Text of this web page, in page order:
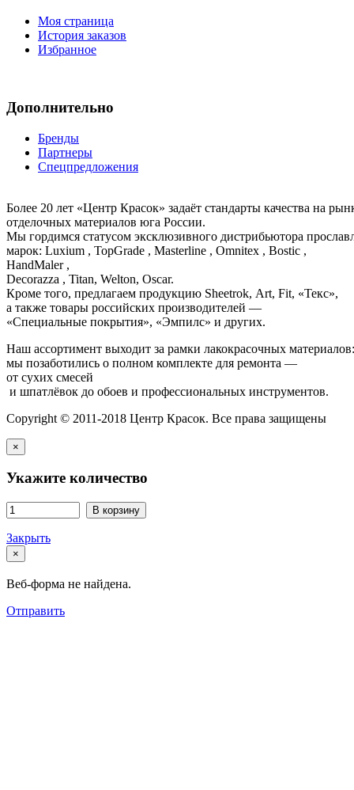
Моя страница
История заказов
Избранное
Дополнительно
Бренды
Партнеры
Спецпредложения
Более 20 лет «Центр Красок» задаёт стандарты качества на
отделочных материалов юга России.
Мы гордимся статусом эксклюзивного дистрибьютора
марок: Luxium , TopGrade , Masterline , Omnitex , Bostic ,
HandMaler ,
Decorazza , Titan, Welton, Oscar.
Кроме того, предлагаем продукцию Sheetrok, Art, Fit, «Текс»,
а также товары российских производителей —
«Специальные покрытия», «Эмпилс» и других.
Наш ассортимент выходит за рамки лакокрасочных
мы позаботились о полном комплекте для ремонта —
от сухих смесей
и шпатлёвок до обоев и профессиональных инструментов.
Copyright © 2011-2018 Центр Красок. Все права защищены
×
Укажите количество
В корзину
Закрыть
×
Веб-форма не найдена.
Отправить